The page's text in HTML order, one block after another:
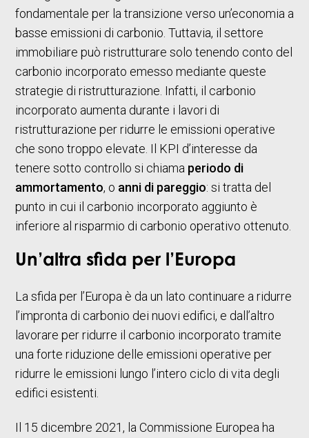
fondamentale per la transizione verso un’economia a
basse emissioni di carbonio. Tuttavia, il settore
immobiliare può ristrutturare solo tenendo conto del
carbonio incorporato emesso mediante queste
strategie di ristrutturazione. Infatti, il carbonio
incorporato aumenta durante i lavori di
ristrutturazione per ridurre le emissioni operative
che sono troppo elevate. Il KPI d’interesse da
tenere sotto controllo si chiama periodo di
ammortamento, o anni di pareggio: si tratta del
punto in cui il carbonio incorporato aggiunto è
inferiore al risparmio di carbonio operativo ottenuto.
Un’altra sfida per l’Europa
La sfida per l’Europa è da un lato continuare a ridurre
l’impronta di carbonio dei nuovi edifici, e dall’altro
lavorare per ridurre il carbonio incorporato tramite
una forte riduzione delle emissioni operative per
ridurre le emissioni lungo l’intero ciclo di vita degli
edifici esistenti.
Il 15 dicembre 2021, la Commissione Europea ha